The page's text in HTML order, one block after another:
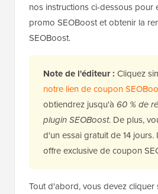
nos instructions ci-dessous pour
promo SEOBoost et obtenir la
SEOBoost.
Note de l'éditeur : Cliquez
notre lien de coupon
obtiendrez jusqu'à 60 % de
plugin SEOBoost. De plus,
d'un essai gratuit de 14
offre exclusive de coupon
Tout d'abord, vous devez cliquer